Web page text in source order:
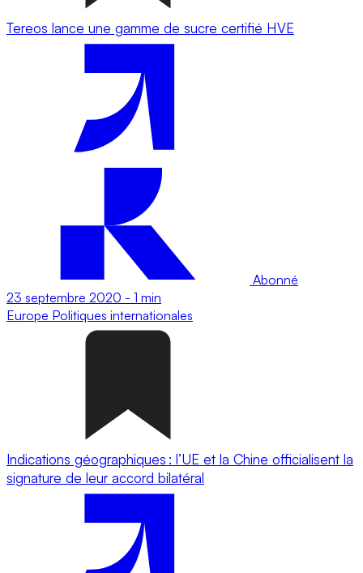
Tereos lance une gamme de sucre certifié HVE
Abonné
23 septembre 2020 - 1 min
Europe Politiques internationales
Indications géographiques : l’UE et la Chine officialisent la
signature de leur accord bilatéral